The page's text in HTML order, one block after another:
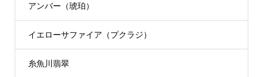
アンバー（琥珀）
イエローサファイア（プクラジ）
糸魚川翡翠